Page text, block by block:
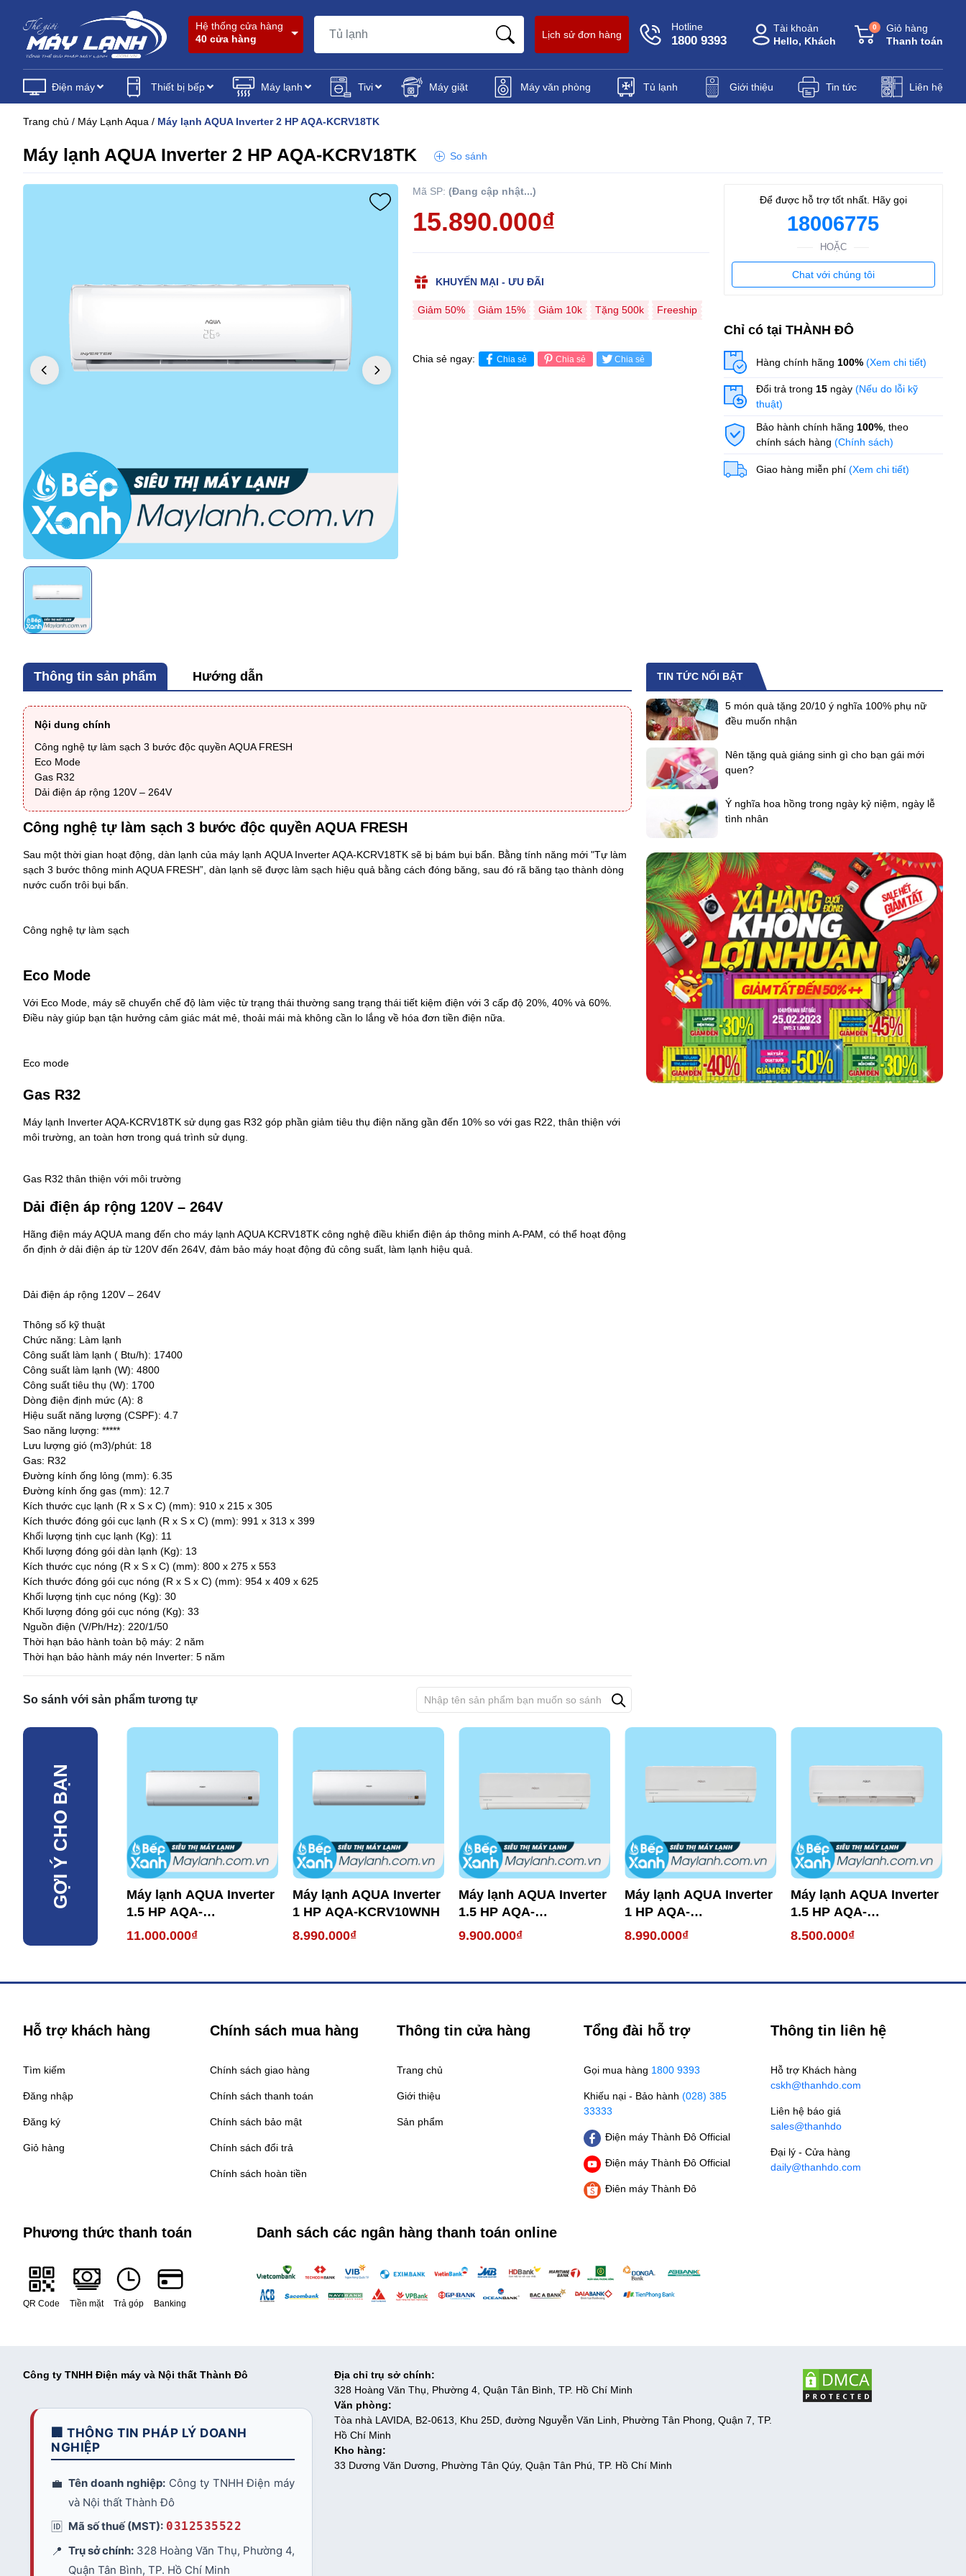
Hệ thống cửa hàng
40 cửa hàng
Lịch sử đơn hàng
Hotline
1800 9393
Tài khoản
Hello, Khách
Giỏ hàng
Thanh toán
0
Điện máy Thiết bị bếp Máy lạnh Tivi Máy giặt Máy văn phòng Tủ lạnh Giới thiệu Tin tức Liên hệ
Trang chủ / Máy Lạnh Aqua / Máy lạnh AQUA Inverter 2 HP AQA-KCRV18TK
Máy lạnh AQUA Inverter 2 HP AQA-KCRV18TK So sánh
Mã SP: (Đang cập nhật...)
15.890.000₫
KHUYẾN MẠI - ƯU ĐÃI
Giảm 50% Giảm 15% Giảm 10k Tặng 500k Freeship
Chia sẻ ngay: Chia sẻ Chia sẻ Chia sẻ
Để được hỗ trợ tốt nhất. Hãy gọi
18006775
HOẶC
Chat với chúng tôi
Chỉ có tại THÀNH ĐÔ
Hàng chính hãng 100% (Xem chi tiết)
Đổi trả trong 15ngày (Nếu do lỗi kỹ
thuật)
Bảo hành chính hãng 100%, theo
chính sách hàng (Chính sách)
Giao hàng miễn phí (Xem chi tiết)
Thông tin sản phẩm Hướng dẫn
Nội dung chính
Công nghệ tự làm sạch 3 bước độc quyền AQUA FRESH
Eco Mode
Gas R32
Dải điện áp rộng 120V – 264V
Công nghệ tự làm sạch 3 bước độc quyền AQUA FRESH
Sau một thời gian hoạt động, dàn lạnh của máy lạnh AQUA Inverter AQA-KCRV18TK sẽ bị bám bụi bẩn. Bằng tính năng mới "Tự làm
sạch 3 bước thông minh AQUA FRESH”, dàn lạnh sẽ được làm sạch hiệu quả bằng cách đóng băng, sau đó rã băng tạo thành dòng
nước cuốn trôi bụi bẩn.
Công nghệ tự làm sạch
Eco Mode
Với Eco Mode, máy sẽ chuyển chế độ làm việc từ trạng thái thường sang trạng thái tiết kiệm điện với 3 cấp độ 20%, 40% và 60%.
Điều này giúp bạn tận hưởng cảm giác mát mẻ, thoải mái mà không cần lo lắng về hóa đơn tiền điện nữa.
Eco mode
Gas R32
Máy lạnh Inverter AQA-KCRV18TK sử dụng gas R32 góp phần giảm tiêu thụ điện năng gần đến 10% so với gas R22, thân thiện với
môi trường, an toàn hơn trong quá trình sử dụng.
Gas R32 thân thiện với môi trường
Dải điện áp rộng 120V – 264V
Hãng điện máy AQUA mang đến cho máy lạnh AQUA KCRV18TK công nghệ điều khiển điện áp thông minh A-PAM, có thể hoạt động
ổn định ở dải điện áp từ 120V đến 264V, đảm bảo máy hoạt động đủ công suất, làm lạnh hiệu quả.
Dải điện áp rộng 120V – 264V
Thông số kỹ thuật
Chức năng: Làm lạnh
Công suất làm lạnh ( Btu/h): 17400
Công suất làm lạnh (W): 4800
Công suất tiêu thụ (W): 1700
Dòng điện định mức (A): 8
Hiệu suất năng lượng (CSPF): 4.7
Sao năng lượng: *****
Lưu lượng gió (m3)/phút: 18
Gas: R32
Đường kính ống lỏng (mm): 6.35
Đường kính ống gas (mm): 12.7
Kích thước cục lạnh (R x S x C) (mm): 910 x 215 x 305
Kích thước đóng gói cục lạnh (R x S x C) (mm): 991 x 313 x 399
Khối lượng tịnh cục lạnh (Kg): 11
Khối lượng đóng gói dàn lạnh (Kg): 13
Kích thước cục nóng (R x S x C) (mm): 800 x 275 x 553
Kích thước đóng gói cục nóng (R x S x C) (mm): 954 x 409 x 625
Khối lượng tịnh cục nóng (Kg): 30
Khối lượng đóng gói cục nóng (Kg): 33
Nguồn điện (V/Ph/Hz): 220/1/50
Thời hạn bảo hành toàn bộ máy: 2 năm
Thời hạn bảo hành máy nén Inverter: 5 năm
So sánh với sản phẩm tương tự
TIN TỨC NỔI BẬT
5 món quà tặng 20/10 ý nghĩa 100% phụ nữ
đều muốn nhận
Nên tặng quà giáng sinh gì cho bạn gái mới
quen?
Ý nghĩa hoa hồng trong ngày kỷ niệm, ngày lễ
tình nhân
GỢI Ý CHO BẠN
Máy lạnh AQUA Inverter
1.5 HP AQA-
KCRV13WNH
11.000.000₫
Máy lạnh AQUA Inverter
1 HP AQA-KCRV10WNH
8.990.000₫
Máy lạnh AQUA Inverter
1.5 HP AQA-
KCRV13WNMA
9.900.000₫
Máy lạnh AQUA Inverter
1 HP AQA-
KCRV10WNMA
8.990.000₫
Máy lạnh AQUA Inverter
1.5 HP AQA-
KCRV13WNZA
8.500.000₫
Hỗ trợ khách hàng
Tìm kiếm
Đăng nhập
Đăng ký
Giỏ hàng
Chính sách mua hàng
Chính sách giao hàng
Chính sách thanh toán
Chính sách bảo mật
Chính sách đổi trả
Chính sách hoàn tiền
Thông tin cửa hàng
Trang chủ
Giới thiệu
Sản phẩm
Tổng đài hỗ trợ
Gọi mua hàng 1800 9393
Khiếu nại - Bảo hành (028) 385
33333
Điện máy Thành Đô Official
Điện máy Thành Đô Official
Điên máy Thành Đô
Thông tin liên hệ
Hỗ trợ Khách hàng
cskh@thanhdo.com
Liên hệ báo giá
sales@thanhdo
Đại lý - Cửa hàng
daily@thanhdo.com
Phương thức thanh toán
QR Code Tiền mặt Trả góp Banking
Danh sách các ngân hàng thanh toán online
Công ty TNHH Điện máy và Nội thất Thành Đô
🏢 THÔNG TIN PHÁP LÝ DOANH
NGHIỆP
💼 Tên doanh nghiệp:Công ty TNHH Điện máy
và Nội thất Thành Đô
🆔 Mã số thuế (MST): 0312535522
📍 Trụ sở chính: 328 Hoàng Văn Thụ, Phường 4,
Quận Tân Bình, TP. Hồ Chí Minh
Địa chỉ trụ sở chính:
328 Hoàng Văn Thụ, Phường 4, Quận Tân Bình, TP. Hồ Chí Minh
Văn phòng:
Tòa nhà LAVIDA, B2-0613, Khu 25D, đường Nguyễn Văn Linh, Phường Tân Phong, Quận 7, TP.
Hồ Chí Minh
Kho hàng:
33 Dương Văn Dương, Phường Tân Qúy, Quận Tân Phú, TP. Hồ Chí Minh